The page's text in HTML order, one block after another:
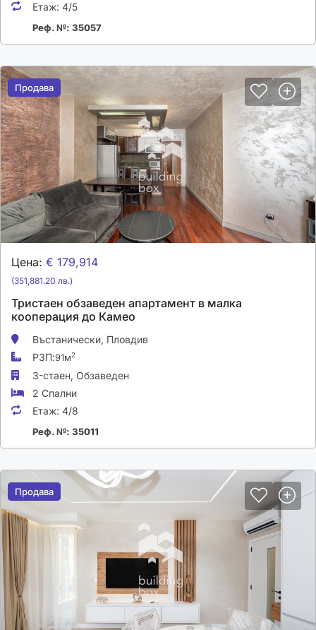
Етаж: 4/5
Реф. №: 35057
Продава
Продава
Цена: € 179,914
(351,881.20 лв.)
Тристаен обзаведен апартамент в малка
кооперация до Камео
Въстанически, Пловдив
РЗП:91м2
3-стаен, Обзаведен
2 Спални
Етаж: 4/8
Реф. №: 35011
Продава
Продава